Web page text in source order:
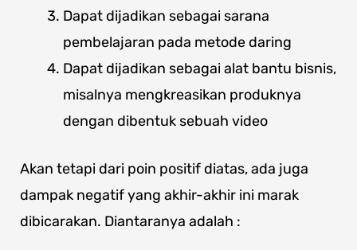
Dapat dijadikan sebagai sarana
pembelajaran pada metode daring
Dapat dijadikan sebagai alat bantu bisnis,
misalnya mengkreasikan produknya
dengan dibentuk sebuah video
Akan tetapi dari poin positif diatas, ada juga
dampak negatif yang akhir-akhir ini marak
dibicarakan. Diantaranya adalah :